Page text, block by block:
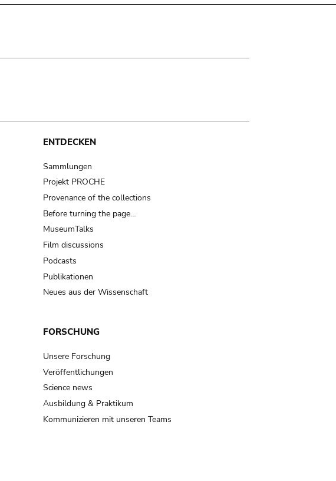
ENTDECKEN
Sammlungen
Projekt PROCHE
Provenance of the collections
Before turning the page…
MuseumTalks
Film discussions
Podcasts
Publikationen
Neues aus der Wissenschaft
FORSCHUNG
Unsere Forschung
Veröffentlichungen
Science news
Ausbildung & Praktikum
Kommunizieren mit unseren Teams